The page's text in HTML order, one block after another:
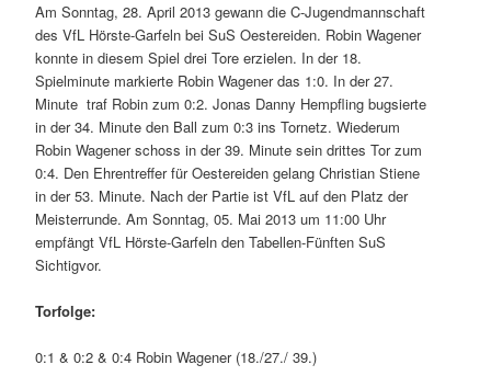
Am Sonntag, 28. April 2013 gewann die C-Jugendmannschaft
des VfL Hörste-Garfeln bei SuS Oestereiden. Robin Wagener
konnte in diesem Spiel drei Tore erzielen. In der 18.
Spielminute markierte Robin Wagener das 1:0. In der 27.
Minute traf Robin zum 0:2. Jonas Danny Hempfling bugsierte
in der 34. Minute den Ball zum 0:3 ins Tornetz. Wiederum
Robin Wagener schoss in der 39. Minute sein drittes Tor zum
0:4. Den Ehrentreffer für Oestereiden gelang Christian Stiene
in der 53. Minute. Nach der Partie ist VfL auf den Platz der
Meisterrunde. Am Sonntag, 05. Mai 2013 um 11:00 Uhr
empfängt VfL Hörste-Garfeln den Tabellen-Fünften SuS
Sichtigvor.
Torfolge:
0:1 & 0:2 & 0:4 Robin Wagener (18./27./ 39.)